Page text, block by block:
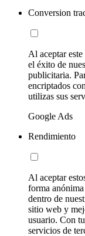
Conversion
Al aceptar
el éxito de
publicitaria.
encriptados
utilizas sus
Google Ads
Rendimiento
Al aceptar
forma
dentro de
sitio web y
usuario. Con
servicios de